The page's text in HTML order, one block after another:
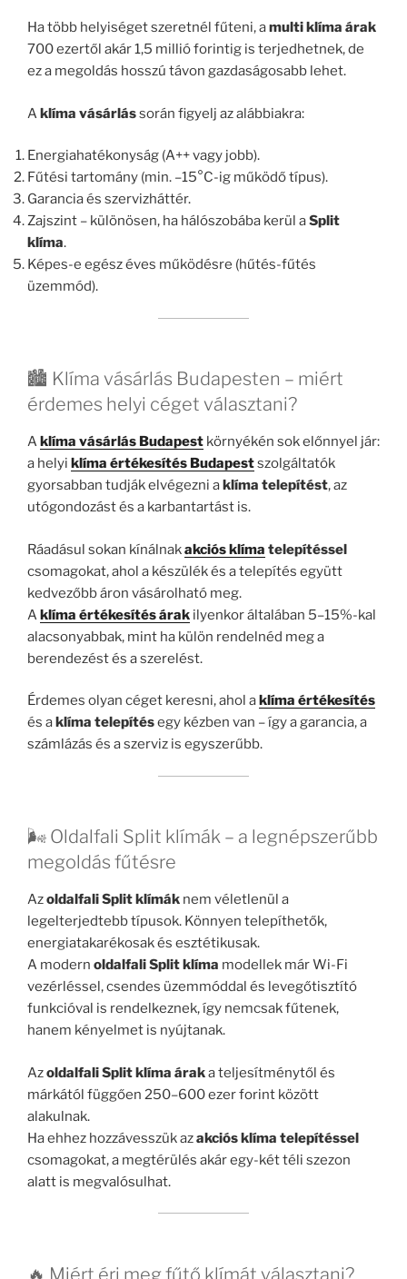
Ha több helyiséget szeretnél fűteni, amulti klíma árak
700 ezertől akár 1,5 millió forintig is terjedhetnek, de
ez a megoldás hosszú távon gazdaságosabb lehet.
Aklíma vásárlássorán figyelj az alábbiakra:
Energiahatékonyság (A++ vagy jobb).
Fűtési tartomány (min. –15°C-ig működő típus).
Garancia és szervizháttér.
Zajszint – különösen, ha hálószobába kerül aSplit
klíma.
Képes-e egész éves működésre (hűtés-fűtés
üzemmód).
🏙️ Klíma vásárlás Budapesten – miért
érdemes helyi céget választani?
Aklíma vásárlás Budapest környékén sok előnnyel jár:
a helyi klíma értékesítés Budapestszolgáltatók
gyorsabban tudják elvégezni aklíma telepítést, az
utógondozást és a karbantartást is.
Ráadásul sokan kínálnakakciós klíma telepítéssel
csomagokat, ahol a készülék és a telepítés együtt
kedvezőbb áron vásárolható meg.
Aklíma értékesítés árak ilyenkor általában 5–15%-kal
alacsonyabbak, mint ha külön rendelnéd meg a
berendezést és a szerelést.
Érdemes olyan céget keresni, ahol aklíma értékesítés
és aklíma telepítésegy kézben van – így a garancia, a
számlázás és a szerviz is egyszerűbb.
🌬️ Oldalfali Split klímák – a legnépszerűbb
megoldás fűtésre
Azoldalfali Split klímák nem véletlenül a
legelterjedtebb típusok. Könnyen telepíthetők,
energiatakarékosak és esztétikusak.
A modern oldalfali Split klíma modellek már Wi-Fi
vezérléssel, csendes üzemmóddal és levegőtisztító
funkcióval is rendelkeznek, így nemcsak fűtenek,
hanem kényelmet is nyújtanak.
Azoldalfali Split klíma áraka teljesítménytől és
márkától függően 250–600 ezer forint között
alakulnak.
Ha ehhez hozzávesszük azakciós klíma telepítéssel
csomagokat, a megtérülés akár egy-két téli szezon
alatt is megvalósulhat.
🔥 Miért éri meg fűtő klímát választani?